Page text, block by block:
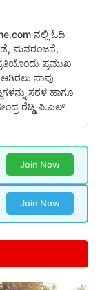
ನಲ್ಲಿ ಓದಿ
ಮನರಂಜನೆ,
ಪ್ರಮುಖ
ನಾವು
ಸರಳ ಹಾಗೂ
ರೆಡ್ಡಿ ಪಿ.ಎಲ್
Join Now
Join Now